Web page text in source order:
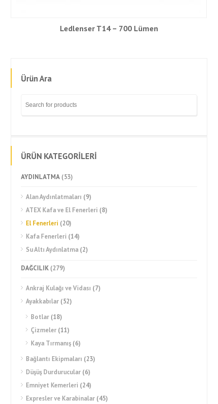
Ledlenser T14 – 700 Lümen
Ürün Ara
ÜRÜN KATEGORİLERİ
AYDINLATMA (53)
Alan Aydınlatmaları (9)
ATEX Kafa ve El Fenerleri (8)
El Fenerleri (20)
Kafa Fenerleri (14)
Su Altı Aydınlatma (2)
DAĞCILIK (279)
Ankraj Kulağı ve Vidası (7)
Ayakkabılar (52)
Botlar (18)
Çizmeler (11)
Kaya Tırmanış (6)
Bağlantı Ekipmaları (23)
Düşüş Durdurucular (6)
Emniyet Kemerleri (24)
Expresler ve Karabinalar (45)